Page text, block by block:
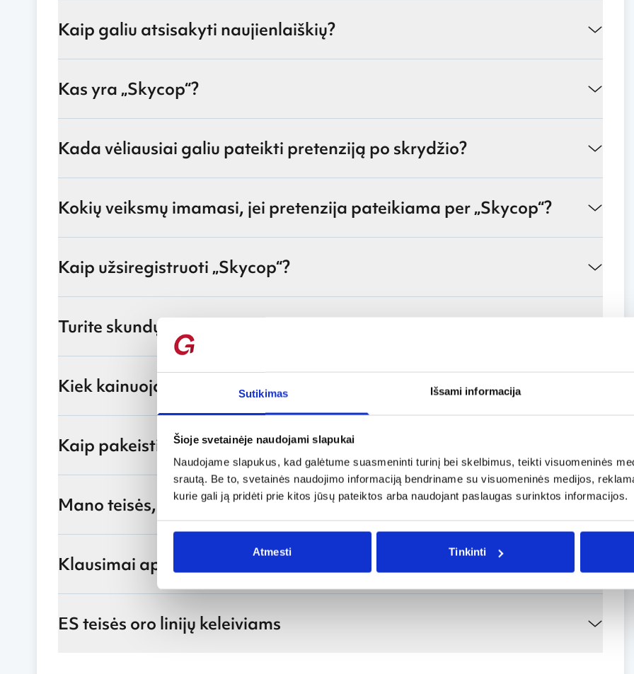
Sutikimas Išsami informacija
Šioje svetainėje naudojami slapukai
Naudojame slapukus, kad galėtume suasmeninti turinį bei skelbimus, teikti visuomeninės
srautą. Be to, svetainės naudojimo informaciją bendriname su visuomeninės medijos,
kurie gali ją pridėti prie kitos jūsų pateiktos arba naudojant paslaugas surinktos informacijos.
Atmesti Tinkinti
Kaip galiu atsisakyti naujienlaiškių?
Kas yra „Skycop“?
Kada vėliausiai galiu pateikti pretenziją po skrydžio?
Kokių veiksmų imamasi, jei pretenzija pateikiama per „Skycop“?
Kaip užsiregistruoti „Skycop“?
Turite skundų ar pasiūlymų?
Kiek kainuoja pateikti pretenziją per „Skycop“?
Kaip pakeisti savo el. pašto adresą?
Mano teisės, jei skrydis vėluoja mažiau nei tris valandas
Klausimai apie mano pretenziją
ES teisės oro linijų keleiviams